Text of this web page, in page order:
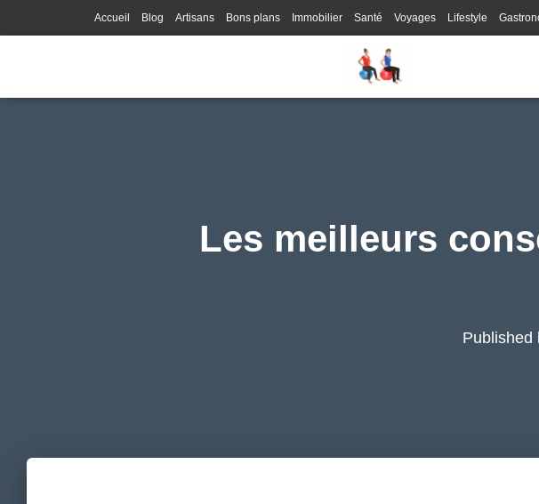
Accueil Blog Artisans Bons plans Immobilier Santé Voyages Lifestyle
Les meilleurs
Published